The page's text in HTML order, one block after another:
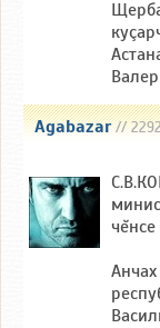
Agabazar//